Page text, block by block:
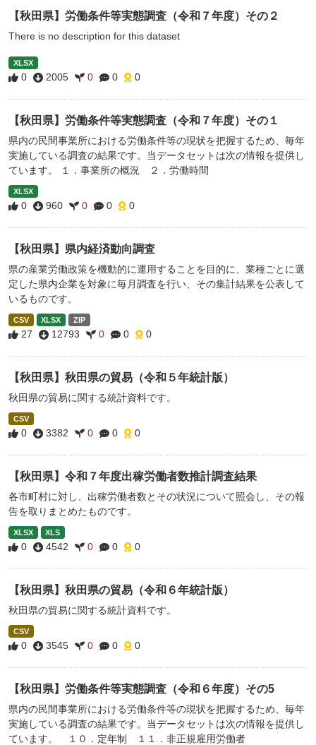
【秋田県】労働条件等実態調査（令和７年度）その２
There is no description for this dataset
XLSX
0 2005 0 0 0
【秋田県】労働条件等実態調査（令和７年度）その１
県内の民間事業所における労働条件等の現状を把握するため、毎年
実施している調査の結果です。当データセットは次の情報を提供し
ています。 １．事業所の概況 ２．労働時間
XLSX
0 960 0 0 0
【秋田県】県内経済動向調査
県の産業労働政策を機動的に運用することを目的に、業種ごとに選
定した県内企業を対象に毎月調査を行い、その集計結果を公表して
いるものです。
CSV XLSX ZIP
27 12793 0 0 0
【秋田県】秋田県の貿易（令和５年統計版）
秋田県の貿易に関する統計資料です。
CSV
0 3382 0 0 0
【秋田県】令和７年度出稼労働者数推計調査結果
各市町村に対し、出稼労働者数とその状況について照会し、その報
告を取りまとめたものです。
XLSX XLS
0 4542 0 0 0
【秋田県】秋田県の貿易（令和６年統計版）
秋田県の貿易に関する統計資料です。
CSV
0 3545 0 0 0
【秋田県】労働条件等実態調査（令和６年度）その5
県内の民間事業所における労働条件等の現状を把握するため、毎年
実施している調査の結果です。当データセットは次の情報を提供し
ています。 １０．定年制 １１．非正規雇用労働者